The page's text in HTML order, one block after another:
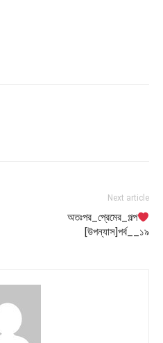
Next article
অতঃপর_প্রেমের_গল্প
[উপন্যাস]পর্ব__১৯